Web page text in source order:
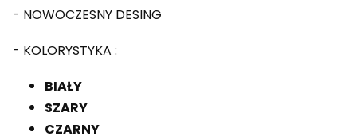
- NOWOCZESNY DESING
- KOLORYSTYKA :
BIAŁY
SZARY
CZARNY